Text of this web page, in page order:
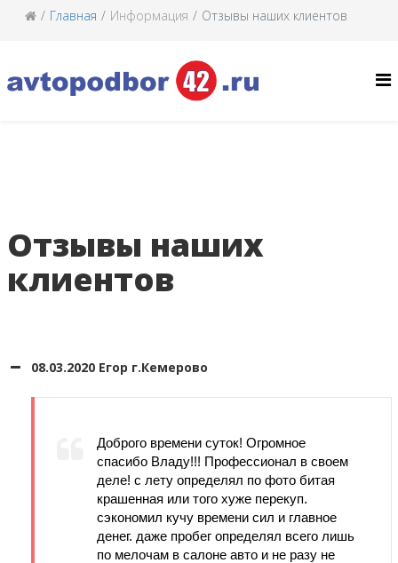
Главная Информация Отзывы наших клиентов
Отзывы наших
клиентов
08.03.2020 Егор г.Кемерово
Доброго времени суток! Огромное
спасибо Владу!!! Профессионал в своем
деле! с лету определял по фото битая
крашенная или того хуже перекуп.
сэкономил кучу времени сил и главное
денег. даже пробег определял всего лишь
по мелочам в салоне авто и не разу не